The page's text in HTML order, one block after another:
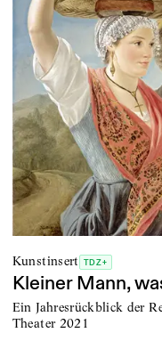
Kunstinsert TDZ+
Kleiner Mann,
Ein Jahresrückblick der
Theater 2021